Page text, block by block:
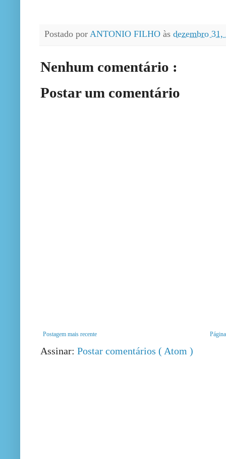
Postado por ANTONIO FILHO às dezembro
Nenhum comentário :
Postar um comentário
Postagem mais recente
Assinar: Postar comentários ( Atom )